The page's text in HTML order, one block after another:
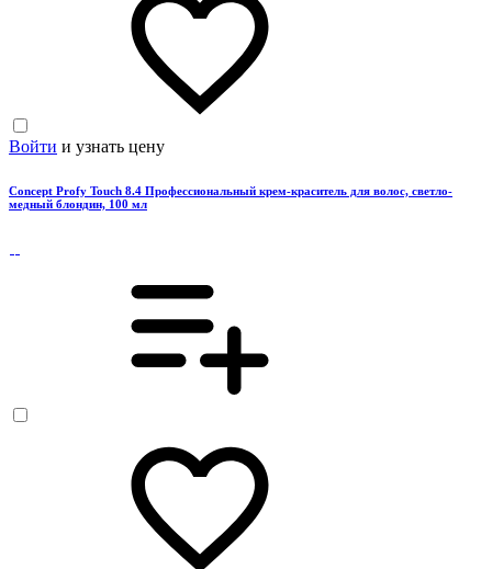
Войти и узнать цену
Concept Profy Touch 8.4 Профессиональный крем-краситель для волос, светло-
медный блондин, 100 мл